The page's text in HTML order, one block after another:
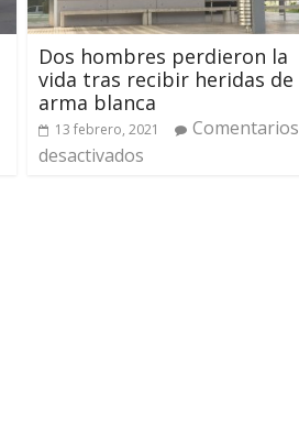
Dos hombres perdieron la
vida tras recibir heridas de
arma blanca
13 febrero, 2021
Comentarios
desactivados